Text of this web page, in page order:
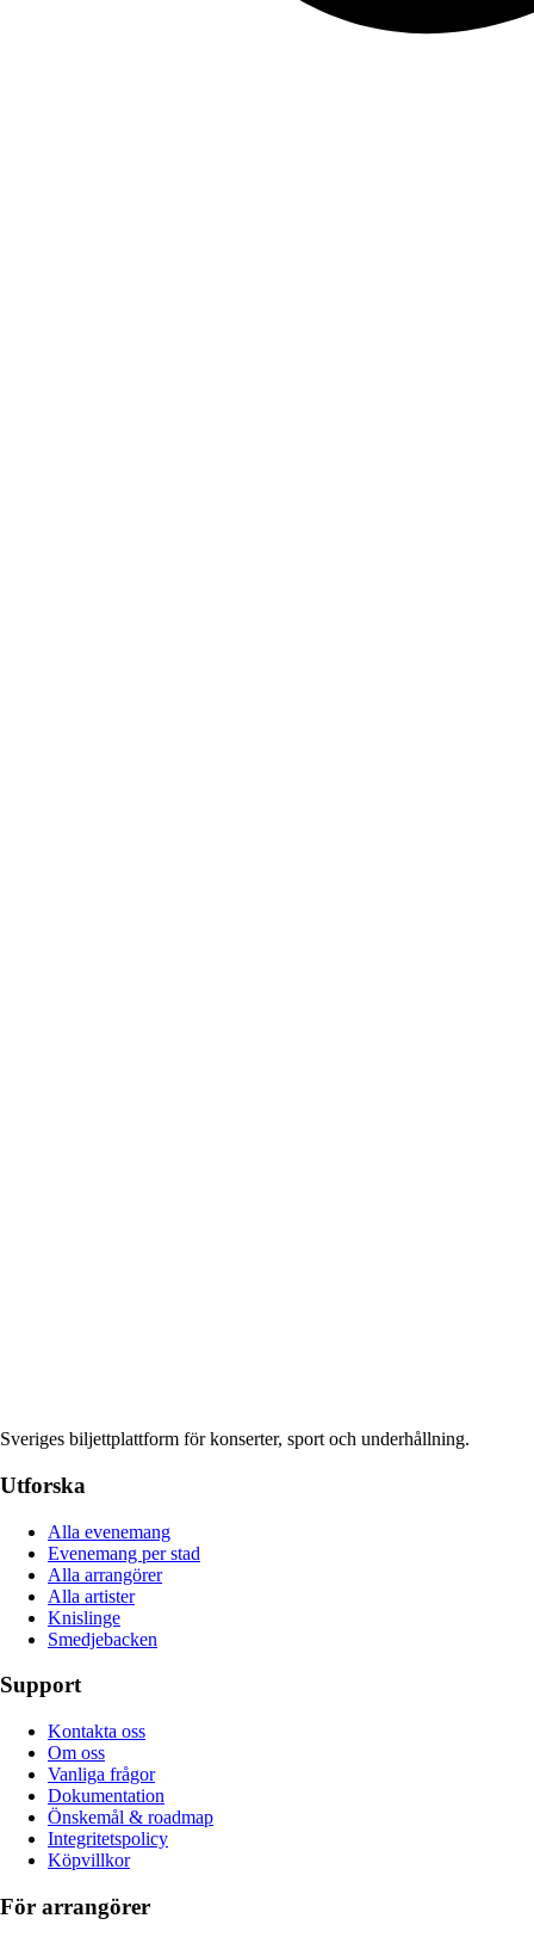
Sveriges biljettplattform för konserter, sport och underhållning.
Utforska
Alla evenemang
Evenemang per stad
Alla arrangörer
Alla artister
Knislinge
Smedjebacken
Support
Kontakta oss
Om oss
Vanliga frågor
Dokumentation
Önskemål & roadmap
Integritetspolicy
Köpvillkor
För arrangörer